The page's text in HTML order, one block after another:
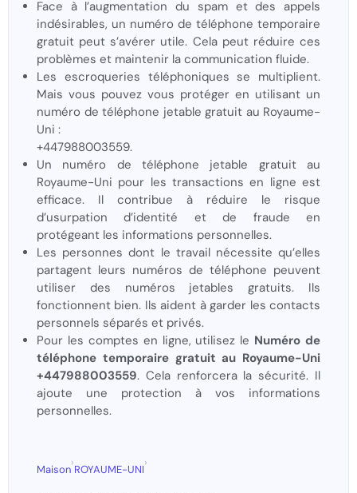
Face à l’augmentation du spam et des appels
indésirables, un numéro de téléphone temporaire
gratuit peut s’avérer utile. Cela peut réduire ces
problèmes et maintenir la communication fluide.
Les escroqueries téléphoniques se multiplient.
Mais vous pouvez vous protéger en utilisant un
numéro de téléphone jetable gratuit au Royaume-
Uni :
+447988003559.
Un numéro de téléphone jetable gratuit au
Royaume-Uni pour les transactions en ligne est
efficace. Il contribue à réduire le risque
d’usurpation d’identité et de fraude en
protégeant les informations personnelles.
Les personnes dont le travail nécessite qu’elles
partagent leurs numéros de téléphone peuvent
utiliser des numéros jetables gratuits. Ils
fonctionnent bien. Ils aident à garder les contacts
personnels séparés et privés.
Pour les comptes en ligne, utilisez le Numéro de
téléphone temporaire gratuit au Royaume-Uni
+447988003559. Cela renforcera la sécurité. Il
ajoute une protection à vos informations
personnelles.
Maison
›
ROYAUME-UNI
›